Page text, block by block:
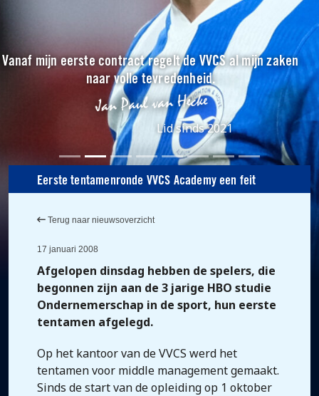
Vanaf mijn eerste contract regelt de VVCS al mijn zaken
naar volle tevredenheid.
Lid sinds 2021
Eerste tentamenronde VVCS Academy een feit
Terug naar nieuwsoverzicht
17 januari 2008
Afgelopen dinsdag hebben de spelers, die
begonnen zijn aan de 3 jarige HBO studie
Ondernemerschap in de sport, hun eerste
tentamen afgelegd.
Op het kantoor van de VVCS werd het
tentamen voor middle management gemaakt.
Sinds de start van de opleiding op 1 oktober